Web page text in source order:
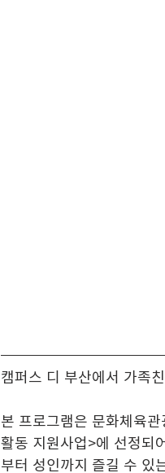
캠퍼스 디 부산에서 가족
본 프로그램은 문화체육
활동 지원사업>에 선정되
부터 성인까지 즐길 수 있